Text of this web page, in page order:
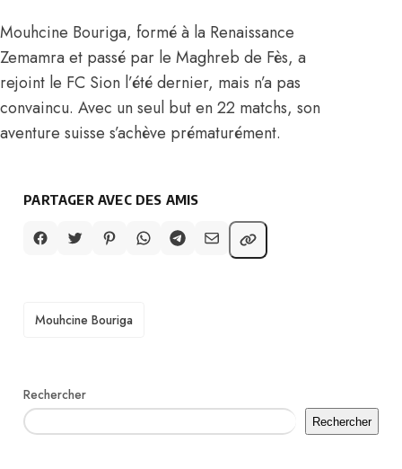
Mouhcine Bouriga, formé à la Renaissance
Zemamra et passé par le Maghreb de Fès, a
rejoint le FC Sion l’été dernier, mais n’a pas
convaincu. Avec un seul but en 22 matchs, son
aventure suisse s’achève prématurément.
PARTAGER AVEC DES AMIS
TAGS
Mouhcine Bouriga
Rechercher
Rechercher